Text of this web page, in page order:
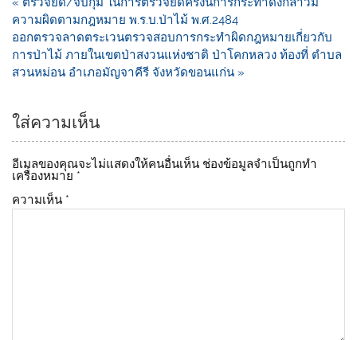
b
o
o
Li
n
k
ความผิดตามกฎหมาย พ.ร.บ.ป่าไม้ พ.ศ.2484
ออกตรวจลาดตระเวนตรวจสอบการกระทำผิดกฎหมายเกี่ยวกับ
การป่าไม้ ภายในเขตป่าสงวนแห่งชาติ ป่าโคกหลวง ท้องที่ ตำบล
สวนหม่อน อำเภอมัญจาคีรี จังหวัดขอนแก่น »
ใส่ความเห็น
อีเมลของคุณจะไม่แสดงให้คนอื่นเห็น ช่องข้อมูลจำเป็นถูกทำ
เครื่องหมาย *
ความเห็น *